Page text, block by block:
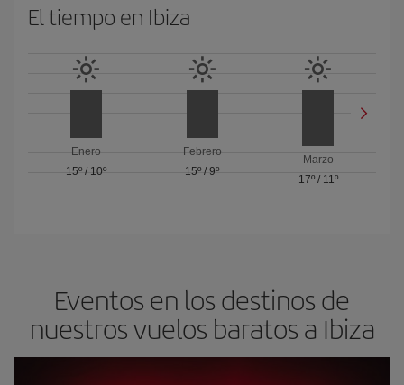
El tiempo en Ibiza
Enero
15º/ 10º
Febrero
15º / 9º
Marzo
17º/ 11º
Eventos en los destinos de
nuestros vuelos baratos a Ibiza